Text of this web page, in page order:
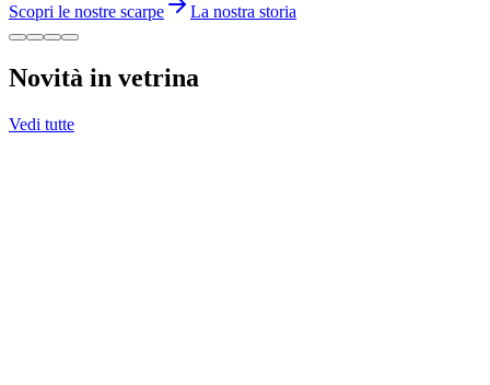
Scopri le nostre scarpe La nostra storia
Novità in vetrina
Vedi tutte